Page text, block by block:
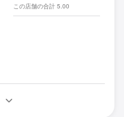
この店舗の合計 5.00